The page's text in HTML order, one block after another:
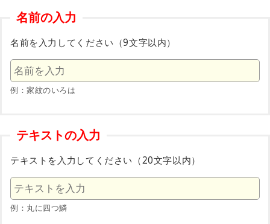
名前の入力
名前を入力してください（9文字以内）
例：家紋のいろは
テキストの入力
テキストを入力してください（20文字以内）
例：丸に四つ鱗